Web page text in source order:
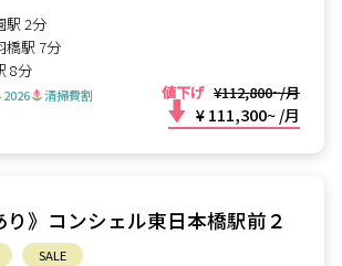
駅 2分
橋駅 7分
8分
2026
清掃費割
値下げ ¥112,800~/月
¥ 111,300~ /月
り》コンシェル東日本橋駅前２
SALE